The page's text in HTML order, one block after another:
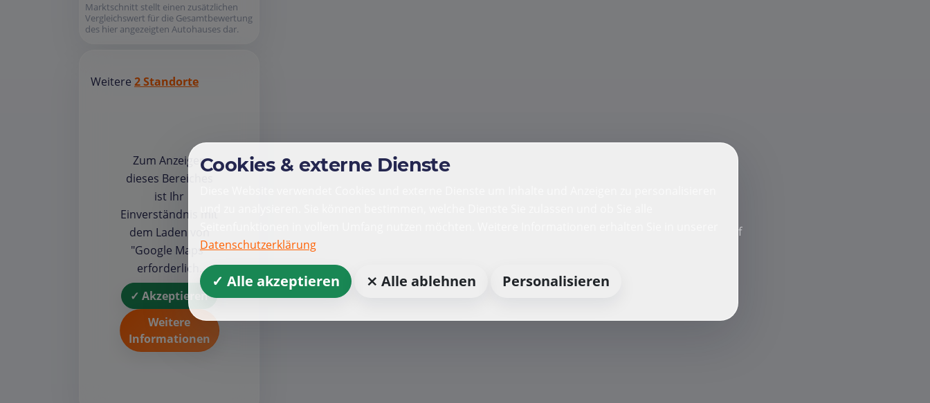
Marktschnitt stellt einen zusätzlichen
Vergleichswert für die Gesamtbewertung
des hier angezeigten Autohauses dar.
Weitere 2 Standorte
Zum Anzeigen
dieses Bereiches
ist Ihr
Einverständnis mit
dem Laden von
"Google Maps"
erforderlich.
✓ Akzeptieren
Weitere
Informationen
Cookies & externe Dienste
und zu analysieren. Sie können bestimmen, welche Dienste Sie zulassen und ob Sie alle
Datenschutzerklärung
✓ Alle akzeptieren ⨯ Alle ablehnen Personalisieren
f